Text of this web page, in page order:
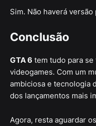
Sim. Não haverá
Conclusão
GTA 6 tem tudo para
videogames. Com um
ambiciosa e tecnologia
dos lançamentos mais
Agora, resta aguardar